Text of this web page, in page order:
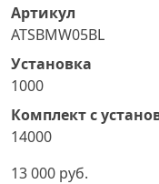
Артикул
ATSBMW05BL
Установка
1000
Комплект с
14000
13 000 руб.